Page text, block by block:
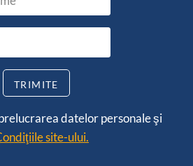
datelor personale şi
site-ului.